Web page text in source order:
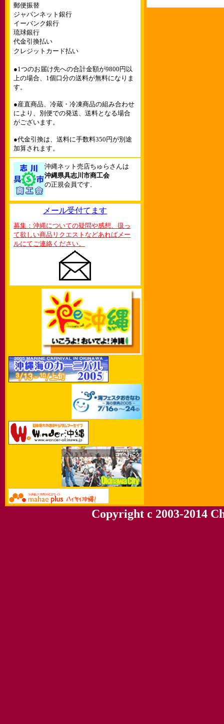
郵便振替
ジャパンネット銀行
イーバンク銀行
琉球銀行
代金引換払い
クレジットカード払い
●1つのお届け先への合計金額が9800円以
上の場合、1個口分の送料が無料になりま
す。
●産直商品、冷蔵・冷凍商品の組み合わせ
により、別便での発送、送料となる場合
がございます。
●代金引換は、送料に手数料350円が別途
加算されます。
沖縄ネット売店ちゅらさんは
沖縄県具志川市商工会
の正規会員です。
メール受付てます
募集：沖縄についての疑問や感想、扱っ
て欲しい商品リクエストなどあればメー
ルにてご連絡ください。
Copyright c 2003-2014